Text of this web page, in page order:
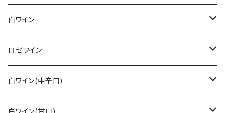
カベルネ・ソーヴィニョン
トロリンガー
シュペートブルグンダー(ピノ・ノワール)
バーデン
ラインガウ
レンベルガー
ヴュルテンベルク
トロリンガー
ヴュルテンベルク
ドルンフェルダー
ロゼゼクト
白ゼクト
バーデン
モーゼル
白ワイン
リースリング
モーゼル
ラインガウ
ジルヴァーナー
フランケン
その他白ワイン
ロゼワイン
その他
プファルツ
シュペートブルグンダー(ピノ・ノワール)
白ワイン(中辛口)
リースリング
白ワイン(甘口)